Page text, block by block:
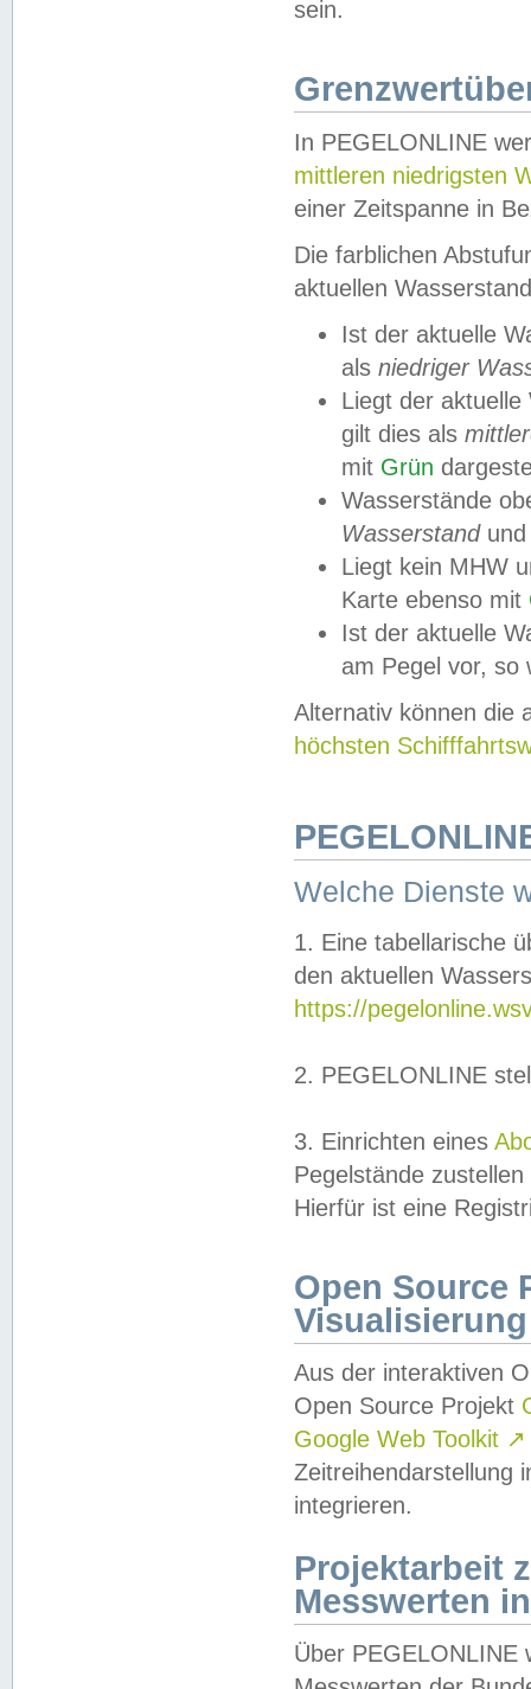
sein.
In PEGELONLINE
mittleren niedrigsten
einer Zeitspanne in
Die farblichen
aktuellen
Ist der aktuelle
als niedriger
Liegt der
gilt dies als
mit Grün
Wasserstände
Wasserstandund
Liegt kein MHW
Karte ebenso mit
Ist der aktuelle
am Pegel vor,
Alternativ können die
höchsten
Welche Dienste
1. Eine tabellarische
den aktuellen
https://
2. PEGELONLINE
3. Einrichten eines
Pegelstände
Hierfür ist eine
Open Source
Visualisierung
Aus der interaktiven
Open Source Projekt
Google Web Toolkit ↗
Zeitreihendarstellung
integrieren.
Projektarbeit
Messwerten
Über PEGELONLINE